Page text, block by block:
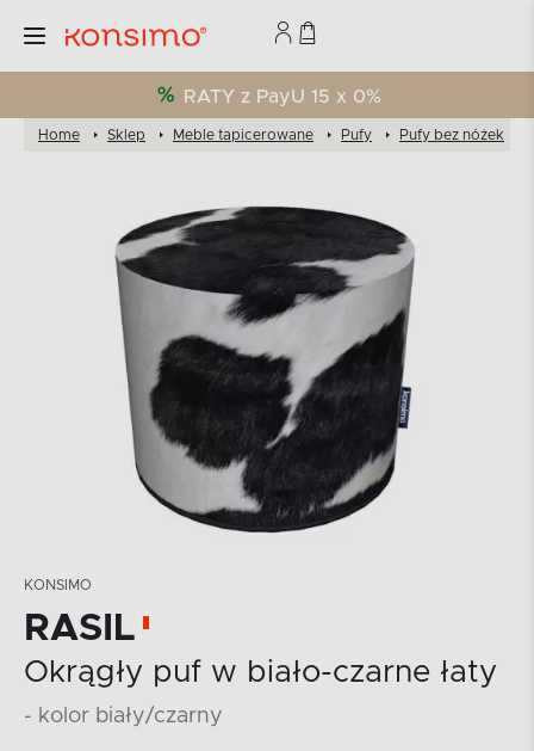
RATY z PayU 15 x 0%
Home Sklep Meble tapicerowane Pufy Pufy bez nóżek
KONSIMO
RASIL
Okrągły puf w biało-czarne łaty
- kolor biały/czarny